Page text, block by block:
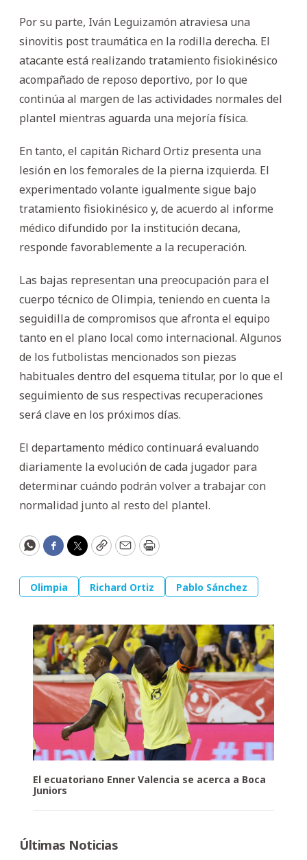
Por su parte, Iván Leguizamón atraviesa una
sinovitis post traumática en la rodilla derecha. El
atacante está realizando tratamiento fisiokinésico
acompañado de reposo deportivo, por lo que
continúa al margen de las actividades normales del
plantel mientras aguarda una mejoría física.
En tanto, el capitán Richard Ortiz presenta una
lesión en los femorales de la pierna izquierda. El
experimentado volante igualmente sigue bajo
tratamiento fisiokinésico y, de acuerdo al informe
médico difundido por la institución decana,
responde favorablemente a la recuperación.
Las bajas representan una preocupación para el
cuerpo técnico de Olimpia, teniendo en cuenta la
seguidilla de compromisos que afronta el equipo
tanto en el plano local como internacional. Algunos
de los futbolistas mencionados son piezas
habituales dentro del esquema titular, por lo que el
seguimiento de sus respectivas recuperaciones
será clave en los próximos días.
El departamento médico continuará evaluando
diariamente la evolución de cada jugador para
determinar cuándo podrán volver a trabajar con
normalidad junto al resto del plantel.
WhatsApp
Facebook
Twitter
CopyEmailPrint
Olimpia Richard Ortiz Pablo Sánchez
El ecuatoriano Enner Valencia se acerca a Boca
Juniors
Últimas Noticias